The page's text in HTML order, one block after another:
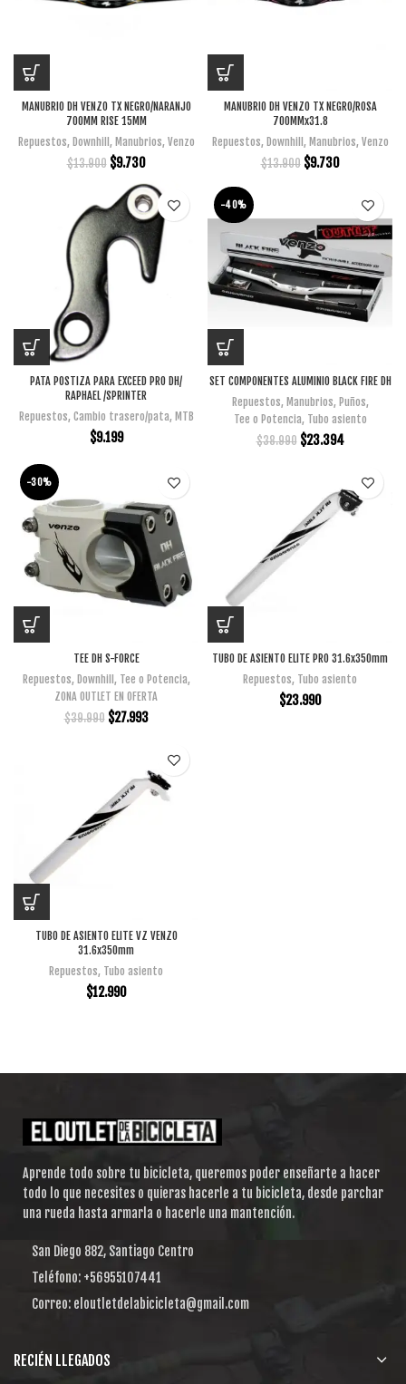
MANUBRIO DH VENZO TX NEGRO/NARANJO
700MM RISE 15MM
Repuestos, Downhill , Manubrios, Venzo
$13.900 $9.730
MANUBRIO DH VENZO TX NEGRO/ROSA
700MMx31.8
Repuestos, Downhill , Manubrios, Venzo
$13.900 $9.730
PATA POSTIZA PARA EXCEED PRO DH/
RAPHAEL /SPRINTER
Repuestos, Cambio trasero/pata, MTB
$9.199
-40%
SET COMPONENTES ALUMINIO BLACK FIRE DH
Repuestos, Manubrios, Puños,
Tee o Potencia, Tubo asiento
$38.990 $23.394
-30%
TEE DH S-FORCE
Repuestos, Downhill , Tee o Potencia,
ZONA OUTLET EN OFERTA
$39.990 $27.993
TUBO DE ASIENTO ELITE PRO 31.6x350mm
Repuestos, Tubo asiento
$23.990
TUBO DE ASIENTO ELITE VZ VENZO
31.6x350mm
Repuestos, Tubo asiento
$12.990
Aprende todo sobre tu bicicleta, queremos poder enseñarte a hacer
todo lo que necesites o quieras hacerle a tu bicicleta, desde parchar
una rueda hasta armarla o hacerle una mantención.
San Diego 882, Santiago Centro
Teléfono: +56955107441
Correo: eloutletdelabicicleta@gmail.com
RECIÉN LLEGADOS